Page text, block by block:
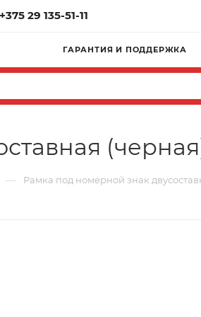
+375 29 135-51-11
ГАРАНТИЯ И ПОДДЕРЖКА
— Рамка под номерной знак